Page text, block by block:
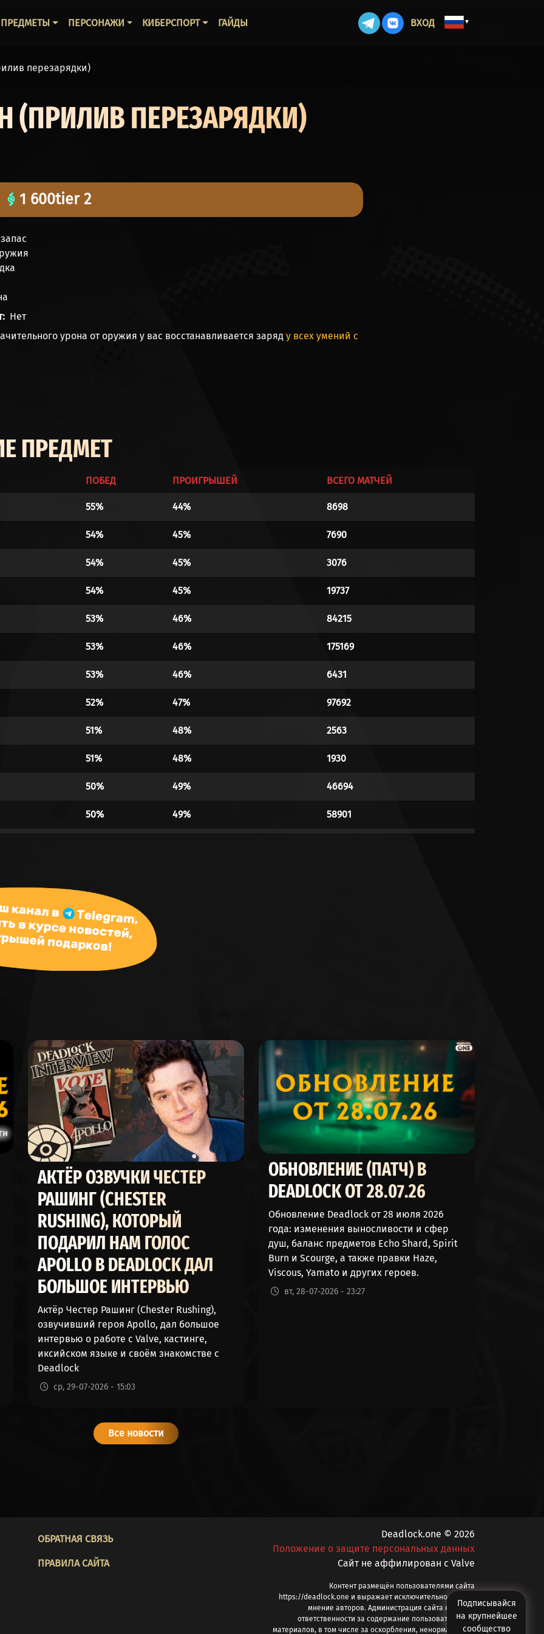
НАВИГАЦИЯ
ПРЕДМЕТЫ ПЕРСОНАЖИ КИБЕРСПОРТ ГАЙДЫ ВХОД ▼
перезарядки)
(ПРИЛИВ ПЕРЕЗАРЯДКИ)
1 600tier 2
Нет
урона от оружия у вас восстанавливается заряд у всех умений с
ПРЕДМЕТ
ПОБЕД ПРОИГРЫШЕЙ ВСЕГО МАТЧЕЙ
55% 44% 8698
54% 45% 7690
54% 45% 3076
54% 45% 19737
53% 46% 84215
53% 46% 175169
53% 46% 6431
52% 47% 97692
51% 48% 2563
51% 48% 1930
50% 49% 46694
50% 49% 58901
49%
49%
48%
47% 52% 246329
47% 52% 90783
47% 52% 13862
46% 53% 2460
46% 53% 1725
45% 54% 4262
44% 55%
44% 55% 1055
43% 56% 616
30% 69% 26
26% 73%
АКТЁР ОЗВУЧКИ ЧЕСТЕР
РАШИНГ (CHESTER
RUSHING), КОТОРЫЙ
ПОДАРИЛ НАМ ГОЛОС
APOLLO В DEADLOCK ДАЛ
БОЛЬШОЕ ИНТЕРВЬЮ
Актёр Честер Рашинг (Chester Rushing),
озвучивший героя Apollo, дал большое
интервью о работе с Valve, кастинге,
иксийском языке и своём знакомстве с
Deadlock
ср, 29-07-2026 - 15:03
ОБНОВЛЕНИЕ (ПАТЧ) В
DEADLOCK ОТ 28.07.26
Обновление Deadlock от 28 июля 2026
года: изменения выносливости и сфер
душ, баланс предметов Echo Shard, Spirit
Burn и Scourge, а также правки Haze,
Viscous, Yamato и других героев.
вт, 28-07-2026 - 23:27
Все новости
Подписывайся
на крупнейшее
сообщество
FOOTER
ОБРАТНАЯ СВЯЗЬ
ПРАВИЛА САЙТА
Deadlock.one © 2026
Положение о защите персональных данных
Cайт не аффилирован с Valve
Контент размещён пользователями сайта
https://deadlock.one и выражает исключительно личное
мнение авторов. Администрация сайта не несёт
ответственности за содержание пользовательских
материалов, в том числе за оскорбления, ненормативную